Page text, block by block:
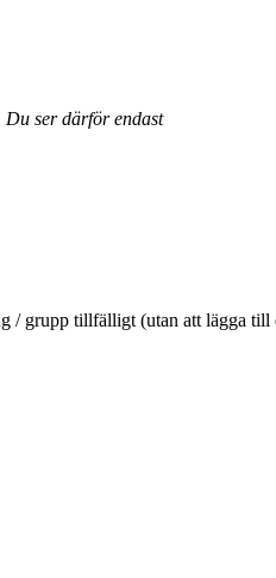
ser därför endast
/ grupp tillfälligt (utan att lägga